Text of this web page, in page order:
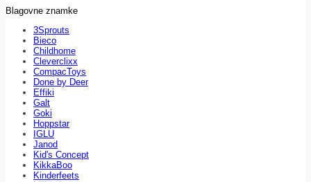
Blagovne znamke
3Sprouts
Bieco
Childhome
Cleverclixx
CompacToys
Done by Deer
Effiki
Galt
Goki
Hoppstar
IGLU
Janod
Kid's Concept
KikkaBoo
Kinderfeets